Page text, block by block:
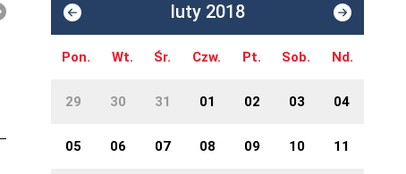
luty 2018
Pon. Wt. Śr. Czw. Pt. Sob. Nd.
29 30 31 01 02 03 04
05 06 07 08 09 10 11